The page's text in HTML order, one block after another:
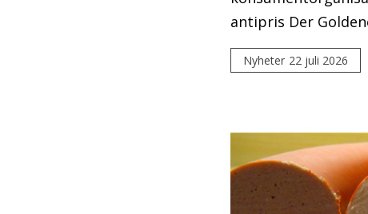
antipris Der
Nyheter 22 juli 2026